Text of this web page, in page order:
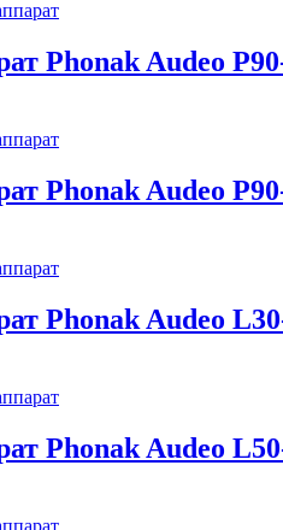
Phonak Audeo
Phonak Audeo
Phonak Audeo
Phonak Audeo